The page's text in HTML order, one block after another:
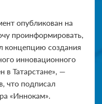
опубликован на
проинформировать,
концепцию создания
инновационного
в Татарстане», —
что подписал
«Иннокам».